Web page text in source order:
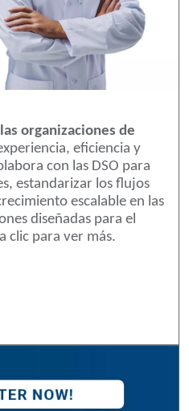
organizaciones de
eficiencia y
con las DSO para
estandarizar los flujos
escalable en las
diseñadas para el
clic para ver más.